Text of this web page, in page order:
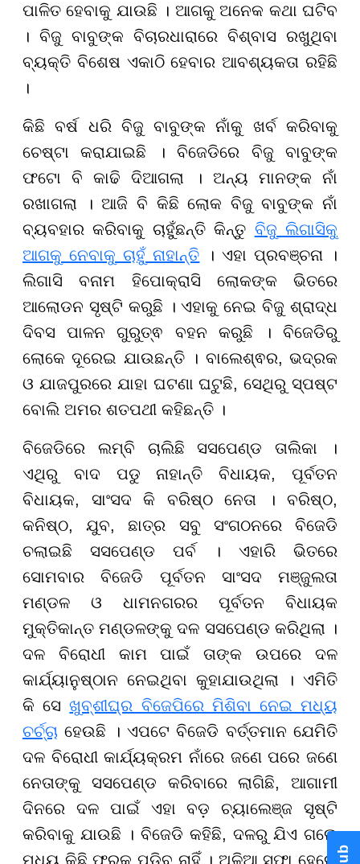
ପାଳିତ ହେବାକୁ ଯାଉଛି । ଆଗକୁ ଅନେକ କଥା ଘଟିବ
। ବିଜୁ ବାବୁଙ୍କ ବିଚାରଧାରାରେ ବିଶ୍ବାସ ରଖୁଥିବା
ବ୍ୟକ୍ତି ବିଶେଷ ଏକାଠି ହେବାର ଆବଶ୍ୟକତା ରହିଛି
।
କିଛି ବର୍ଷ ଧରି ବିଜୁ ବାବୁଙ୍କ ନାଁକୁ ଖର୍ବ କରିବାକୁ
ଚେଷ୍ଟା କରାଯାଇଛି । ବିଜେଡିରେ ବିଜୁ ବାବୁଙ୍କ
ଫଟୋ ବି କାଢି ଦିଆଗଲା । ଅନ୍ୟ ମାନଙ୍କ ନାଁ
ରଖାଗଲା । ଆଜି ବି କିଛି ଲୋକ ବିଜୁ ବାବୁଙ୍କ ନାଁ
ବ୍ୟବହାର କରିବାକୁ ଚାହୁଁଛନ୍ତି କିନ୍ତୁ ବିଜୁ ଲିଗାସିକୁ
ଆଗକୁ ନେବାକୁ ଚାହୁଁ ନାହାନ୍ତି । ଏହା ପ୍ରବଞ୍ଚନା ।
ଲିଗାସି ବନାମ ହିପୋକ୍ରାସି ଲୋକଙ୍କ ଭିତରେ
ଆଲୋଡନ ସୃଷ୍ଟି କରୁଛି । ଏହାକୁ ନେଇ ବିଜୁ ଶ୍ରାଦ୍ଧ
ଦିବସ ପାଳନ ଗୁରୁତ୍ଵ ବହନ କରୁଛି । ବିଜେଡିରୁ
ଲୋକେ ଦୂରେଇ ଯାଉଛନ୍ତି । ବାଲେଶ୍ଵର, ଭଦ୍ରକ
ଓ ଯାଜପୁରରେ ଯାହା ଘଟଣା ଘଟୁଛି, ସେଥିରୁ ସ୍ପଷ୍ଟ
ବୋଲି ଅମର ଶତପଥୀ କହିଛନ୍ତି ।
ବିଜେଡିରେ ଲମ୍ବି ଚାଲିଛି ସସପେଣ୍ଡ ତାଲିକା ।
ଏଥିରୁ ବାଦ ପଡୁ ନାହାନ୍ତି ବିଧାୟକ, ପୂର୍ବତନ
ବିଧାୟକ, ସାଂସଦ କି ବରିଷ୍ଠ ନେତା । ବରିଷ୍ଠ,
କନିଷ୍ଠ, ଯୁବ, ଛାତ୍ର ସବୁ ସଂଗଠନରେ ବିଜେଡି
ଚଲାଇଛି ସସପେଣ୍ଡ ପର୍ବ । ଏହାରି ଭିତରେ
ସୋମବାର ବିଜେଡି ପୂର୍ବତନ ସାଂସଦ ମଞ୍ଜୁଲତା
ମଣ୍ଡଳ ଓ ଧାମନଗରର ପୂର୍ବତନ ବିଧାୟକ
ମୁକ୍ତିକାନ୍ତ ମଣ୍ଡଳଙ୍କୁ ଦଳ ସସପେଣ୍ଡ କରିଥିଲା ।
ଦଳ ବିରୋଧୀ କାମ ପାଇଁ ତାଙ୍କ ଉପରେ ଦଳ
କାର୍ଯ୍ୟାନୁଷ୍ଠାନ ନେଇଥିବା କୁହାଯାଉଥିଲା । ଏମିତି
କି ସେଖୁବ୍‌ଶୀଘ୍ର ବିଜେପିରେ ମିଶିବା ନେଇ ମଧ୍ୟ
ଚର୍ଚ୍ଚା ହେଉଛି । ଏପଟେ ବିଜେଡି ବର୍ତ୍ତମାନ ଯେମିତି
ଦଳ ବିରୋଧୀ କାର୍ଯ୍ୟକ୍ରମ ନାଁରେ ଜଣେ ପରେ ଜଣେ
ନେତାଙ୍କୁ ସସପେଣ୍ଡ କରିବାରେ ଲାଗିଛି, ଆଗାମୀ
ଦିନରେ ଦଳ ପାଇଁ ଏହା ବଡ଼ ଚ୍ୟାଲେଞ୍ଜ ସୃଷ୍ଟି
କରିବାକୁ ଯାଉଛି । ବିଜେଡି କହିଛି, ଦଳରୁ ଯିଏ ଗଲେ
ମଧ୍ୟ କିଛି ଫରକ ପଡିବ ନାହିଁ । ଅଳିଆ ସଫା ହେଲେ